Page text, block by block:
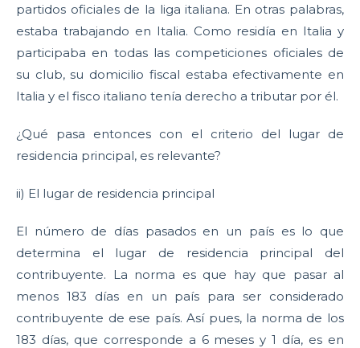
partidos oficiales de la liga italiana. En otras palabras,
estaba trabajando en Italia. Como residía en Italia y
participaba en todas las competiciones oficiales de
su club, su domicilio fiscal estaba efectivamente en
Italia y el fisco italiano tenía derecho a tributar por él.
¿Qué pasa entonces con el criterio del lugar de
residencia principal, es relevante?
ii) El lugar de residencia principal
El número de días pasados en un país es lo que
determina el lugar de residencia principal del
contribuyente. La norma es que hay que pasar al
menos 183 días en un país para ser considerado
contribuyente de ese país. Así pues, la norma de los
183 días, que corresponde a 6 meses y 1 día, es en